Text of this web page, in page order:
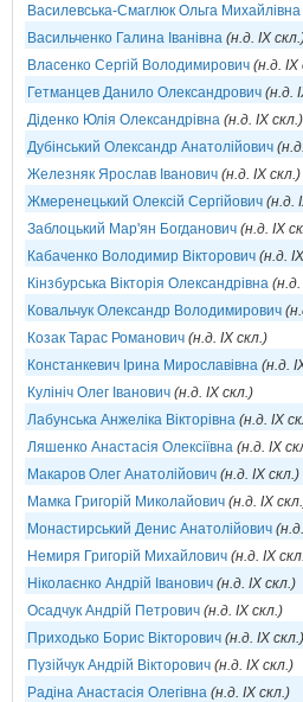
Василевська-Смаглюк Ольга Михайлівна
Васильченко Галина Іванівна (н.д. IX
Власенко Сергій Володимирович (н.д. IX
Гетманцев Данило Олександрович (н.д.
Діденко Юлія Олександрівна (н.д. IX скл.)
Дубінський Олександр Анатолійович
Железняк Ярослав Іванович (н.д. IX скл.)
Жмеренецький Олексій Сергійович (н.д.
Заблоцький Мар'ян Богданович (н.д. IX
Кабаченко Володимир Вікторович (н.д.
Кінзбурська Вікторія Олександрівна (н.д.
Ковальчук Олександр Володимирович
Козак Тарас Романович (н.д. IX скл.)
Констанкевич Ірина Мирославівна (н.д.
Кулініч Олег Іванович (н.д. IX скл.)
Лабунська Анжеліка Вікторівна (н.д. IX
Ляшенко Анастасія Олексіївна (н.д. IX
Макаров Олег Анатолійович (н.д. IX скл.)
Мамка Григорій Миколайович (н.д. IX
Монастирський Денис Анатолійович
Немиря Григорій Михайлович (н.д. IX
Ніколаєнко Андрій Іванович (н.д. IX скл.)
Осадчук Андрій Петрович (н.д. IX скл.)
Приходько Борис Вікторович (н.д. IX скл.)
Пузійчук Андрій Вікторович (н.д. IX скл.)
Радіна Анастасія Олегівна (н.д. IX скл.)